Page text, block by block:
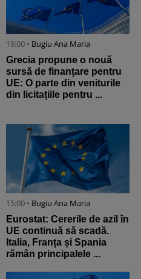
19:00 • Bugiu ⁠Ana Maria
Grecia propune o nouă
sursă de finanțare pentru
UE: O parte din veniturile
din licitațiile pentru ...
15:00 • Bugiu ⁠Ana Maria
Eurostat: Cererile de azil în
UE continuă să scadă.
Italia, Franța și Spania
rămân principalele ...